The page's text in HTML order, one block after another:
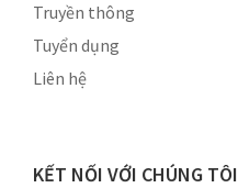
Truyền thông
Tuyển dụng
Liên hệ
KẾT NỐI VỚI CHÚNG TÔI